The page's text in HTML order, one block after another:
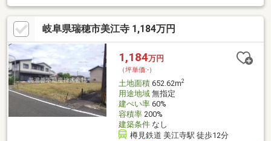
舗・黄色い看板・黄色い車を見かけたことありませんか。私たち
が美濃善不動産です！岐阜を知っている岐阜の不動産エキスパー
ト！土地探しも住まい探しも建築も不動産のことならお任せ下さ
い。■売買保有物件1000件以上！
岐阜県瑞穂市美江寺 1,184万円
1,184万円
（坪単価:-）
土地面積652.62m2
用途地域無指定
建ぺい率60%
容積率200%
建築条件なし
樽見鉄道 美江寺駅 徒歩12分